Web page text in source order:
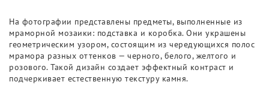
На фотографии представлены предметы, выполненные из
мраморной мозаики: подставка и коробка. Они украшены
геометрическим узором, состоящим из чередующихся полос
мрамора разных оттенков — черного, белого, желтого и
розового. Такой дизайн создает эффектный контраст и
подчеркивает естественную текстуру камня.